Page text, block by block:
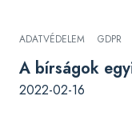
ADATVÉDELEM GDPR
A bírságok
2022-02-16